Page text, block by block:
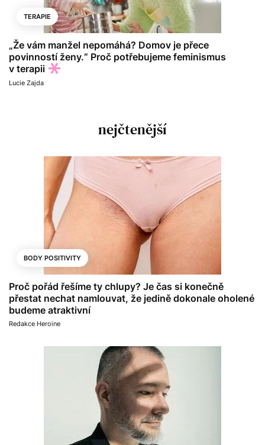
TERAPIE
„Že vám manžel nepomáhá? Domov je přece
povinností ženy.“ Proč potřebujeme feminismus
v terapii
Lucie Zajda
nejčtenější
BODY POSITIVITY
Proč pořád řešíme ty chlupy? Je čas si konečně
přestat nechat namlouvat, že jedině dokonale oholené
budeme atraktivní
Redakce Heroine